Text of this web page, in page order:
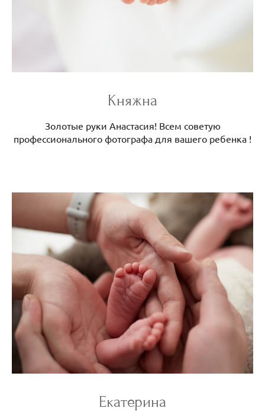
Княжна
Золотые руки Анастасия! Всем советую
профессионального фотографа для вашего ребенка !
Екатерина